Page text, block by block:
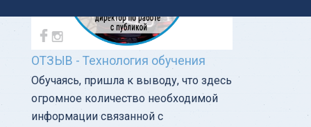
ОТЗЫВ - Технология обучения
Обучаясь, пришла к выводу, что здесь
огромное количество необходимой
информации связанной с